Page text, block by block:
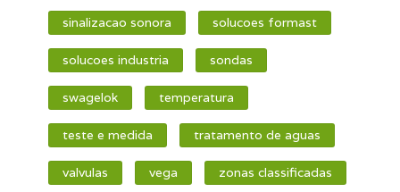
sinalizacao sonora solucoes formast
solucoes industria sondas
swagelok temperatura
teste e medida tratamento de aguas
valvulas vega zonas classificadas